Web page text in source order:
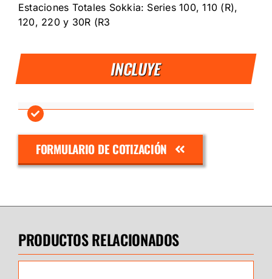
INCLUYE
Estaciones Totales Sokkia: Series 100, 110 (R),
120, 220 y 30R (R3
FORMULARIO DE COTIZACIÓN
PRODUCTOS RELACIONADOS